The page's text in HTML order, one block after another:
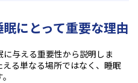
にとって重要な理由
与える重要性から説明しま
る単なる場所ではなく、睡眠